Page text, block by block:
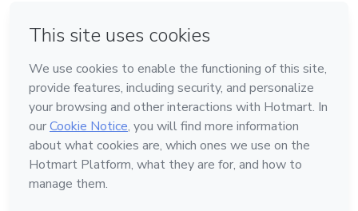
Feito com ❤ em Bogotá
Conheça a Hotmart
Idioma
Português